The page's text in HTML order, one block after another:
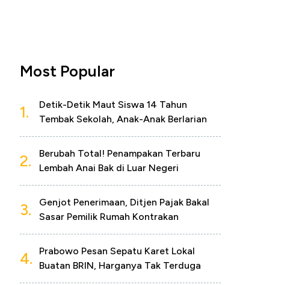
Most Popular
1.
Detik-Detik Maut Siswa 14 Tahun
Tembak Sekolah, Anak-Anak Berlarian
2.
Berubah Total! Penampakan Terbaru
Lembah Anai Bak di Luar Negeri
3.
Genjot Penerimaan, Ditjen Pajak Bakal
Sasar Pemilik Rumah Kontrakan
4.
Prabowo Pesan Sepatu Karet Lokal
Buatan BRIN, Harganya Tak Terduga